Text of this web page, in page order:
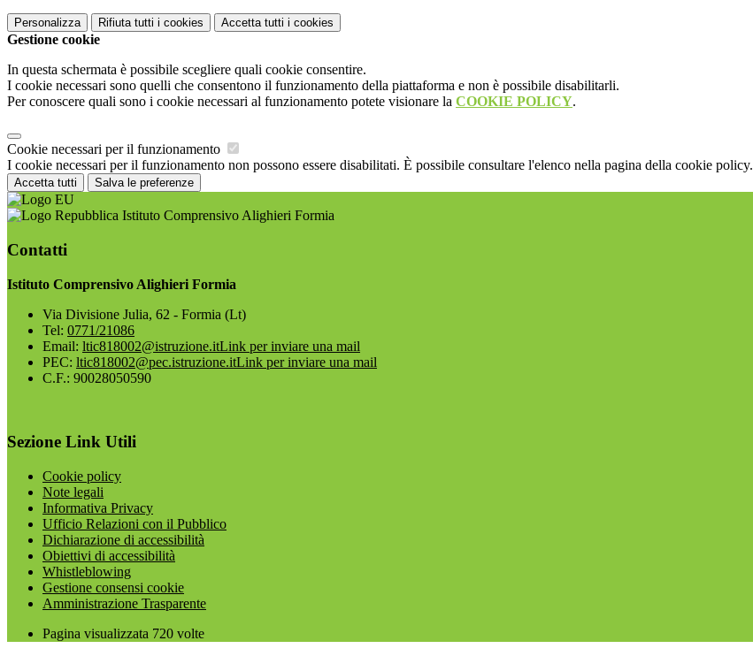
Personalizza Rifiuta tutti i cookies Accetta tutti i cookies
Gestione cookie
In questa schermata è possibile scegliere quali cookie consentire.
I cookie necessari sono quelli che consentono il funzionamento della piattaforma e non è possibile disabilitarli.
Per conoscere quali sono i cookie necessari al funzionamento potete visionare la COOKIE POLICY.
Cookie necessari per il funzionamento
I cookie necessari per il funzionamento non possono essere disabilitati. È possibile consultare l'elenco nella pagina della cookie policy.
Accetta tutti Salva le preferenze
Istituto Comprensivo Alighieri Formia
Contatti
Istituto Comprensivo Alighieri Formia
Via Divisione Julia, 62 - Formia (Lt)
Tel: 0771/21086
Email: ltic818002@istruzione.itLink per inviare una mail
PEC: ltic818002@pec.istruzione.itLink per inviare una mail
C.F.: 90028050590
Sezione Link Utili
Cookie policy
Note legali
Informativa Privacy
Ufficio Relazioni con il Pubblico
Dichiarazione di accessibilità
Obiettivi di accessibilità
Whistleblowing
Gestione consensi cookie
Amministrazione Trasparente
Pagina visualizzata 720 volte